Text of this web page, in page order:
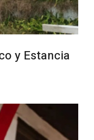
para personas